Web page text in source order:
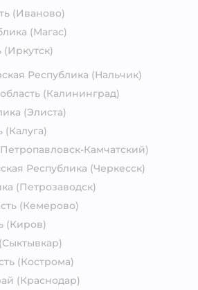
(Иваново)
(Магас)
(Иркутск)
Республика (Нальчик)
(Калининград)
(Элиста)
(Калуга)
Камчатский)
Республика (Черкесск)
(Петрозаводск)
(Кемерово)
(Киров)
(Сыктывкар)
(Кострома)
(Краснодар)